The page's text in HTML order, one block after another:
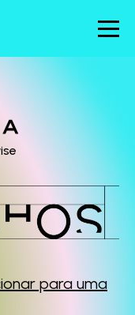
para uma